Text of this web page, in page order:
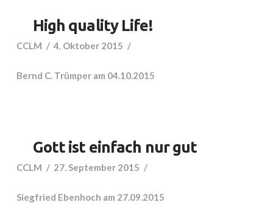
High quality Life!
CCLM 4. Oktober 2015
Bernd C. Trümper am 04.10.2015
Gott ist einfach nur gut
CCLM 27. September 2015
Siegfried Ebenhoch am 27.09.2015